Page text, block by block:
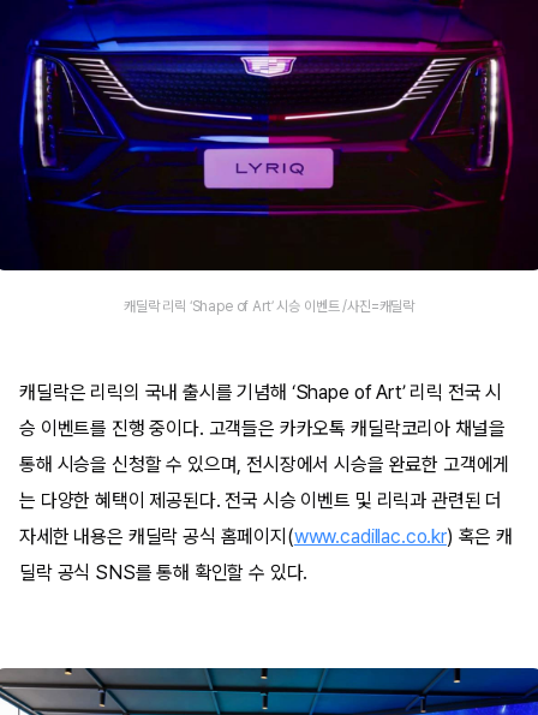
캐딜락 리릭 ‘Shape of Art’ 시승 이벤트 /사진=캐딜락
캐딜락은 리릭의 국내 출시를 기념해 ‘Shape of Art’ 리릭 전국 시
승 이벤트를 진행 중이다. 고객들은 카카오톡 캐딜락코리아 채널을
통해 시승을 신청할 수 있으며, 전시장에서 시승을 완료한 고객에게
는 다양한 혜택이 제공된다. 전국 시승 이벤트 및 리릭과 관련된 더
자세한 내용은 캐딜락 공식 홈페이지(www.cadillac.co.kr) 혹은 캐
딜락 공식 SNS를 통해 확인할 수 있다.